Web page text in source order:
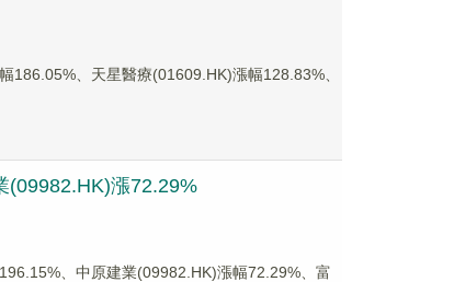
186.05%、天星醫療(01609.HK)漲幅128.83%、
(09982.HK)漲72.29%
、中原建業(09982.HK)漲幅72.29%、富